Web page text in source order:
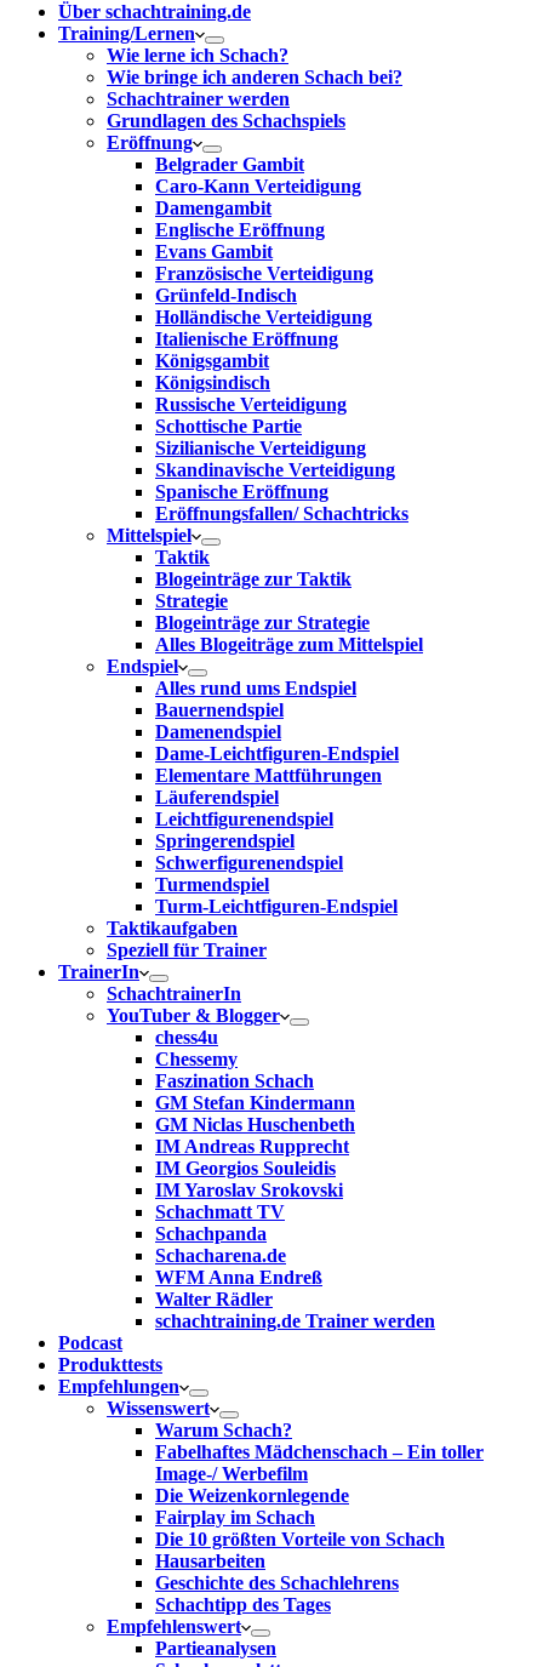
Über schachtraining.de
Training/Lernen
Wie lerne ich Schach?
Wie bringe ich anderen Schach bei?
Schachtrainer werden
Grundlagen des Schachspiels
Eröffnung
Belgrader Gambit
Caro-Kann Verteidigung
Damengambit
Englische Eröffnung
Evans Gambit
Französische Verteidigung
Grünfeld-Indisch
Holländische Verteidigung
Italienische Eröffnung
Königsgambit
Königsindisch
Russische Verteidigung
Schottische Partie
Sizilianische Verteidigung
Skandinavische Verteidigung
Spanische Eröffnung
Eröffnungsfallen/ Schachtricks
Mittelspiel
Taktik
Blogeinträge zur Taktik
Strategie
Blogeinträge zur Strategie
Alles Blogeiträge zum Mittelspiel
Endspiel
Alles rund ums Endspiel
Bauernendspiel
Damenendspiel
Dame-Leichtfiguren-Endspiel
Elementare Mattführungen
Läuferendspiel
Leichtfigurenendspiel
Springerendspiel
Schwerfigurenendspiel
Turmendspiel
Turm-Leichtfiguren-Endspiel
Taktikaufgaben
Speziell für Trainer
TrainerIn
SchachtrainerIn
YouTuber & Blogger
chess4u
Chessemy
Faszination Schach
GM Stefan Kindermann
GM Niclas Huschenbeth
IM Andreas Rupprecht
IM Georgios Souleidis
IM Yaroslav Srokovski
Schachmatt TV
Schachpanda
Schacharena.de
WFM Anna Endreß
Walter Rädler
schachtraining.de Trainer werden
Podcast
Produkttests
Empfehlungen
Wissenswert
Warum Schach?
Fabelhaftes Mädchenschach – Ein toller
Image-/ Werbefilm
Die Weizenkornlegende
Fairplay im Schach
Die 10 größten Vorteile von Schach‎
Hausarbeiten
Geschichte des Schachlehrens
Schachtipp des Tages
Empfehlenswert
Partieanalysen